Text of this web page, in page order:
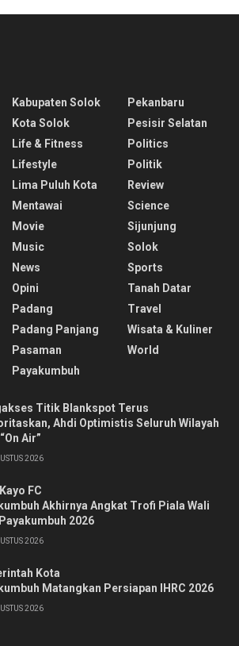
Kabupaten Solok
Kota Solok
Life & Fitness
Lifestyle
Lima Puluh Kota
Mentawai
Movie
Music
News
Opini
Padang
Padang Panjang
Pasaman
Payakumbuh
Pekanbaru
Pesisir Selatan
Politics
Politik
Review
Science
Sijunjung
Solok
Sports
Tanah Datar
Travel
Wisata & Kuliner
World
Titik Blankspot Terus
Ahdi Optimistis Seluruh Wilayah
Air”
2026
FC
Akhirnya Angkat Trofi Piala Wali
2026
2026
Kota
Matangkan Persiapan IHRC 2026
2026